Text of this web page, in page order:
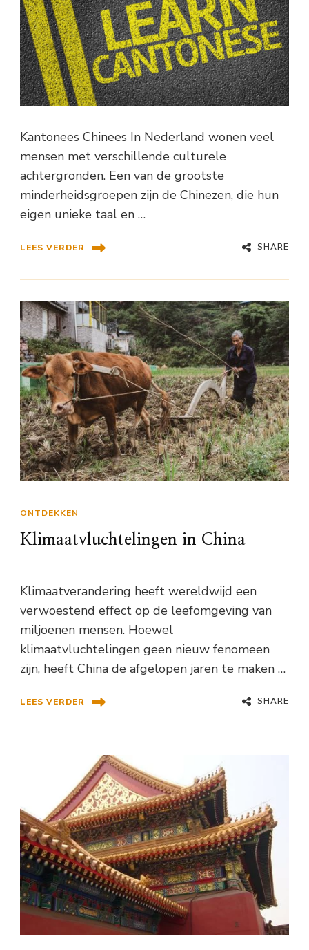
Kantonees Chinees In Nederland wonen veel
mensen met verschillende culturele
achtergronden. Een van de grootste
minderheidsgroepen zijn de Chinezen, die hun
eigen unieke taal en …
LEES VERDER SHARE
ONTDEKKEN
Klimaatvluchtelingen in China
Klimaatverandering heeft wereldwijd een
verwoestend effect op de leefomgeving van
miljoenen mensen. Hoewel
klimaatvluchtelingen geen nieuw fenomeen
zijn, heeft China de afgelopen jaren te maken …
LEES VERDER SHARE